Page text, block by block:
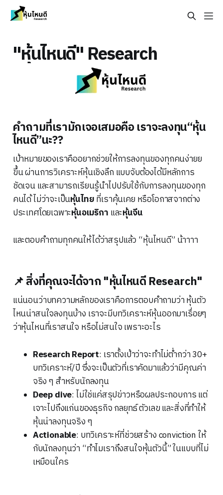
"หุ้นไหนดี" Research
คำถามที่เรามักเจอเสมอคือ เราจะลงทุน“หุ้น
ไหนดี”นะ??
เป้าหมายของเราคืออยากช่วยให้การลงทุนของทุกคนง่ายย
ขึ้น ผ่านการวิเคราะห์หุ้นเชิงลึก แบบจับต้องได้มีหลักการ
ชัดเจน และสามารถเรียนรู้นำไปปรับใช้กับการลงทุนของทุก
คนได้ ไม่ว่าจะเป็นหุ้นไทย ที่เราคุ้นเคย หรือโอกาสจากต่าง
ประเทศโดยเฉพาะหุ้นอเมริกา และหุ้นจีน
และตอบคำถามทุกคนให้ได้ว่าสรุปแล้ว “หุ้นไหนดี” น้าาาา
📌 สิ่งที่คุณจะได้จาก "หุ้นไหนดี Research"
แน่นอนว่าบทความหลักของเราคือการตอบคำถามว่า หุ้นตัว
ไหนน่าสนใจลงทุนบ้าง เราจะมีบทวิเคราะห์หุ้นออกมาเรื่อยๆ
ว่าหุ้นไหนที่เราสนใจ หรือไม่สนใจ เพราะอะไร
Research Report: เราตั้งเป้าว่าจะทำไม่ต่ำกว่า 30+
บทวิเคราะห์/ปี ซึ่งจะเป็นตัวที่เราคัดมาแล้วว่ามีคุณค่า
จริง ๆ สำหรับนักลงทุน
Deep dive: ไม่ใช่แค่สรุปข่าวหรือผลประกอบการ แต่
เจาะไปถึงแก่นของธุรกิจ กลยุทธ์ ตัวเลข และสิ่งที่ทำให้
หุ้นน่าลงทุนจริง ๆ
Actionable: บทวิเคราะห์ที่ช่วยสร้าง conviction ให้
กับนักลงทุนว่า “ทำไมเราถึงสนใจหุ้นตัวนี้” ในแบบที่ไม่
เหมือนใคร